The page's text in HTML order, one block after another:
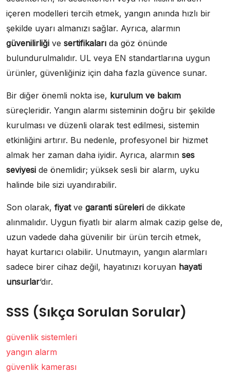
içeren modelleri tercih etmek, yangın anında hızlı bir
şekilde uyarı almanızı sağlar. Ayrıca, alarmın
güvenilirliği ve sertifikaları da göz önünde
bulundurulmalıdır. UL veya EN standartlarına uygun
ürünler, güvenliğiniz için daha fazla güvence sunar.
Bir diğer önemli nokta ise, kurulum ve bakım
süreçleridir. Yangın alarmı sisteminin doğru bir şekilde
kurulması ve düzenli olarak test edilmesi, sistemin
etkinliğini artırır. Bu nedenle, profesyonel bir hizmet
almak her zaman daha iyidir. Ayrıca, alarmın ses
seviyesi de önemlidir; yüksek sesli bir alarm, uyku
halinde bile sizi uyandırabilir.
Son olarak, fiyatve garanti süreleri de dikkate
alınmalıdır. Uygun fiyatlı bir alarm almak cazip gelse de,
uzun vadede daha güvenilir bir ürün tercih etmek,
hayat kurtarıcı olabilir. Unutmayın, yangın alarmları
sadece birer cihaz değil, hayatınızı koruyan hayati
unsurlar‘dır.
SSS (Sıkça Sorulan Sorular)
güvenlik sistemleri
yangın alarm
güvenlik kamerası